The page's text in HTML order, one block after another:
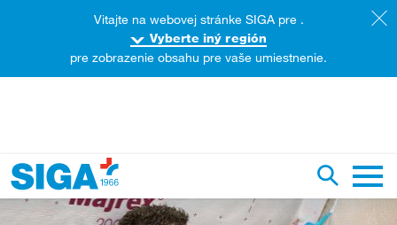
Prepnúť
tejto webovej stránky
Vitajte na webovej stránke SIGA pre .
Vyberte iný región
pre zobrazenie obsahu pre vaše umiestnenie.